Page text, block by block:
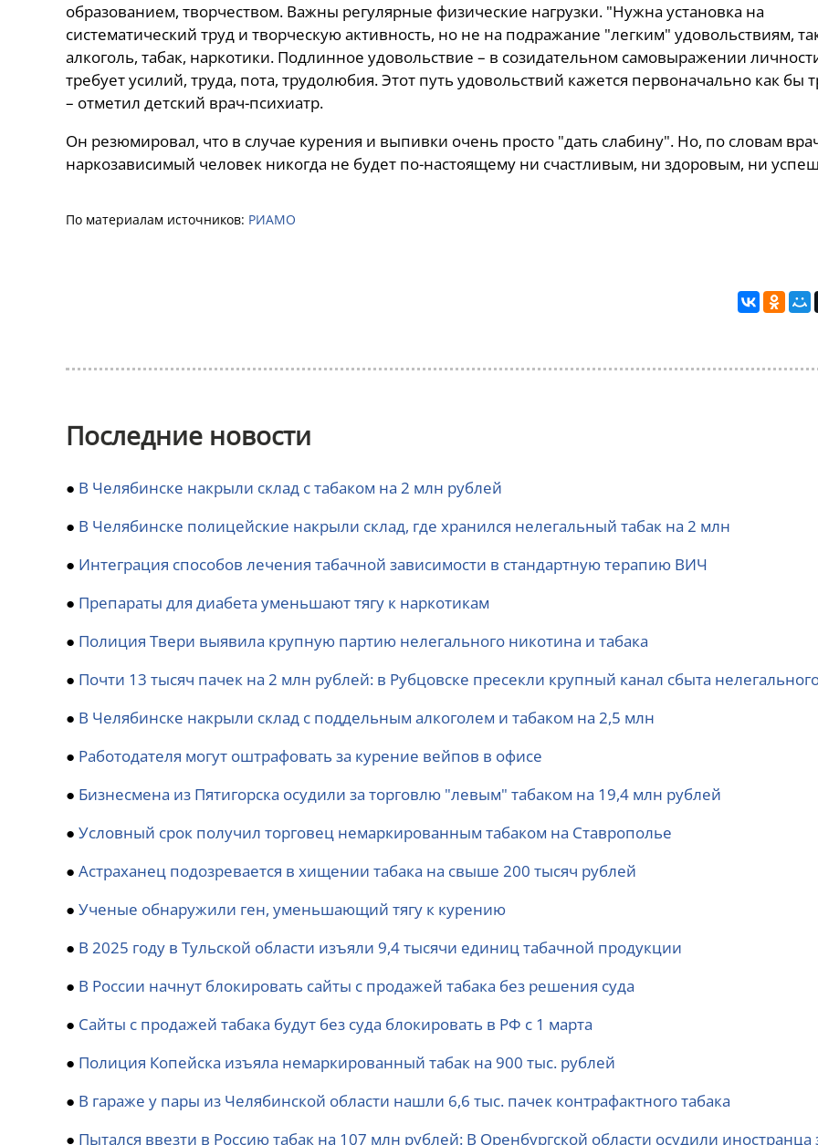
образованием, творчеством. Важны регулярные физические нагрузки. "Нужна установка на
систематический труд и творческую активность, но не на подражание "легким" удовольствиям,
алкоголь, табак, наркотики. Подлинное удовольствие – в созидательном самовыражении
требует усилий, труда, пота, трудолюбия. Этот путь удовольствий кажется первоначально как бы
– отметил детский врач-психиатр.
Он резюмировал, что в случае курения и выпивки очень просто "дать слабину". Но, по словам
наркозависимый человек никогда не будет по-настоящему ни счастливым, ни здоровым, ни
По материалам источников: РИАМО
Последние новости
● В Челябинске накрыли склад с табаком на 2 млн рублей
● В Челябинске полицейские накрыли склад, где хранился нелегальный табак на 2 млн
● Интеграция способов лечения табачной зависимости в стандартную терапию ВИЧ
● Препараты для диабета уменьшают тягу к наркотикам
● Полиция Твери выявила крупную партию нелегального никотина и табака
● Почти 13 тысяч пачек на 2 млн рублей: в Рубцовске пресекли крупный канал сбыта
● В Челябинске накрыли склад с поддельным алкоголем и табаком на 2,5 млн
● Работодателя могут оштрафовать за курение вейпов в офисе
● Бизнесмена из Пятигорска осудили за торговлю "левым" табаком на 19,4 млн рублей
● Условный срок получил торговец немаркированным табаком на Ставрополье
● Астраханец подозревается в хищении табака на свыше 200 тысяч рублей
● Ученые обнаружили ген, уменьшающий тягу к курению
● В 2025 году в Тульской области изъяли 9,4 тысячи единиц табачной продукции
● В России начнут блокировать сайты с продажей табака без решения суда
● Сайты с продажей табака будут без суда блокировать в РФ с 1 марта
● Полиция Копейска изъяла немаркированный табак на 900 тыс. рублей
● В гараже у пары из Челябинской области нашли 6,6 тыс. пачек контрафактного табака
● Пытался ввезти в Россию табак на 107 млн рублей: В Оренбургской области осудили иностранца